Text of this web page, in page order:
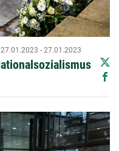
27.01.2023 - 27.01.2023